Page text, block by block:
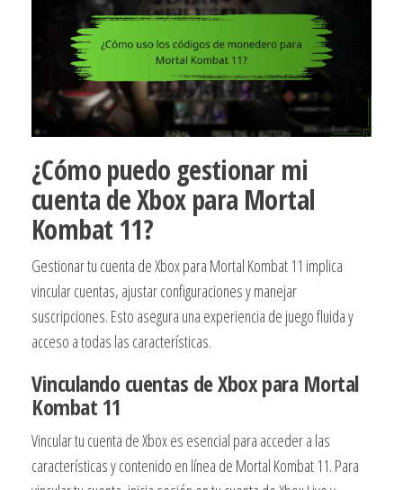
¿Cómo puedo gestionar mi
cuenta de Xbox para Mortal
Kombat 11?
Gestionar tu cuenta de Xbox para Mortal Kombat 11 implica
vincular cuentas, ajustar configuraciones y manejar
suscripciones. Esto asegura una experiencia de juego fluida y
acceso a todas las características.
Vinculando cuentas de Xbox para Mortal
Kombat 11
Vincular tu cuenta de Xbox es esencial para acceder a las
características y contenido en línea de Mortal Kombat 11. Para